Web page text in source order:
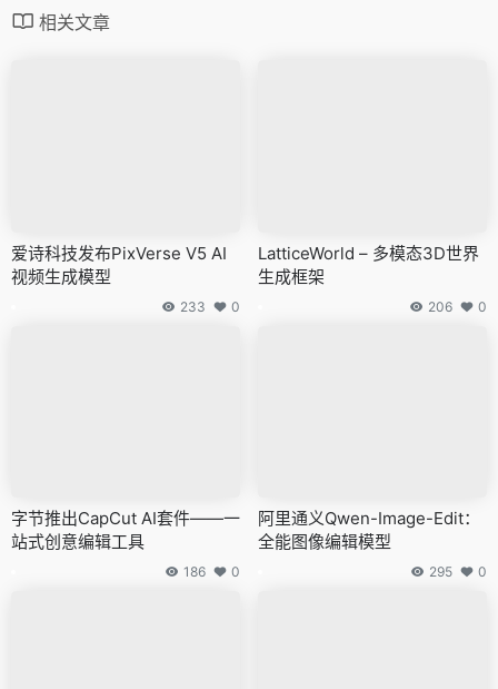
相关文章
爱诗科技发布PixVerse V5 AI
视频生成模型
233 0
LatticeWorld – 多模态3D世界
生成框架
206 0
字节推出CapCut AI套件——一
站式创意编辑工具
186 0
阿里通义Qwen-Image-Edit：
全能图像编辑模型
295 0